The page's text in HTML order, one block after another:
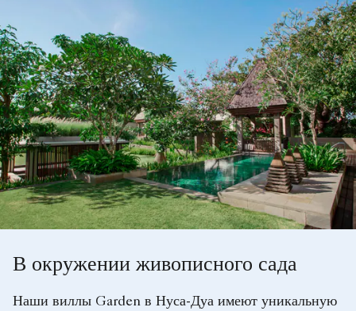
В окружении живописного сада
Наши виллы Garden в Нуса-Дуа имеют уникальную